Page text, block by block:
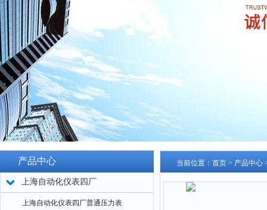
产品中心
上海自动化仪表四厂
上海自动化仪表四厂普通压力表
当前位置： 首页 > 产品中心